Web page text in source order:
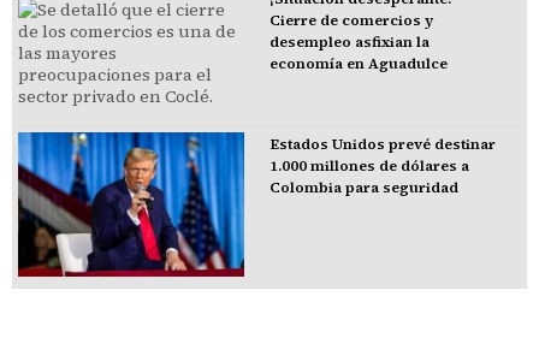
Cierre de comercios y
desempleo asfixian la
economía en Aguadulce
Estados Unidos prevé destinar
1.000 millones de dólares a
Colombia para seguridad